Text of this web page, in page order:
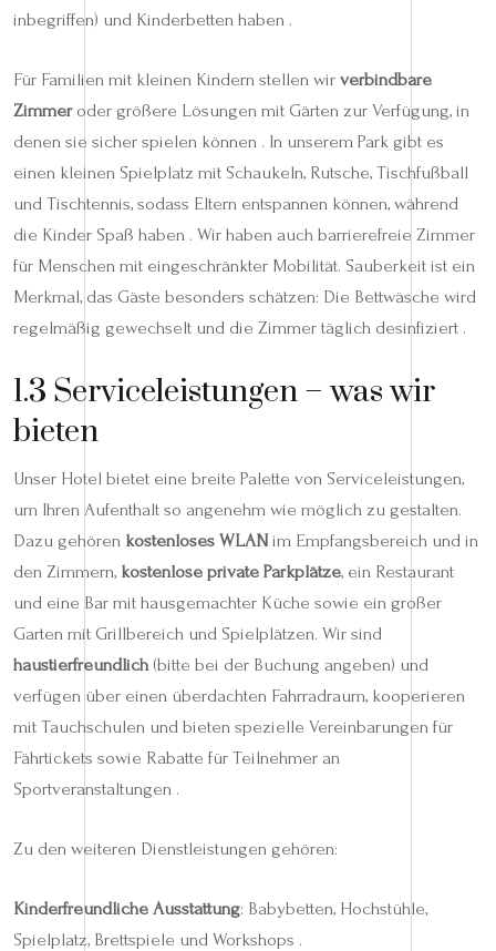
inbegriffen) und Kinderbetten haben .
Für Familien mit kleinen Kindern stellen wir verbindbare
Zimmeroder größere Lösungen mit Gärten zur Verfügung, in
denen sie sicher spielen können . In unserem Park gibt es
einen kleinen Spielplatz mit Schaukeln, Rutsche, Tischfußball
und Tischtennis, sodass Eltern entspannen können, während
die Kinder Spaß haben . Wir haben auch barrierefreie Zimmer
für Menschen mit eingeschränkter Mobilität. Sauberkeit ist ein
Merkmal, das Gäste besonders schätzen: Die Bettwäsche wird
regelmäßig gewechselt und die Zimmer täglich desinfiziert .
1.3 Serviceleistungen – was wir
bieten
Unser Hotel bietet eine breite Palette von Serviceleistungen,
um Ihren Aufenthalt so angenehm wie möglich zu gestalten.
Dazu gehören kostenloses WLANim Empfangsbereich und in
den Zimmern, kostenlose private Parkplätze, ein Restaurant
und eine Bar mit hausgemachter Küche sowie ein großer
Garten mit Grillbereich und Spielplätzen. Wir sind
haustierfreundlich(bitte bei der Buchung angeben) und
verfügen über einen überdachten Fahrradraum, kooperieren
mit Tauchschulen und bieten spezielle Vereinbarungen für
Fährtickets sowie Rabatte für Teilnehmer an
Sportveranstaltungen .
Zu den weiteren Dienstleistungen gehören:
Kinderfreundliche Ausstattung: Babybetten, Hochstühle,
Spielplatz, Brettspiele und Workshops .